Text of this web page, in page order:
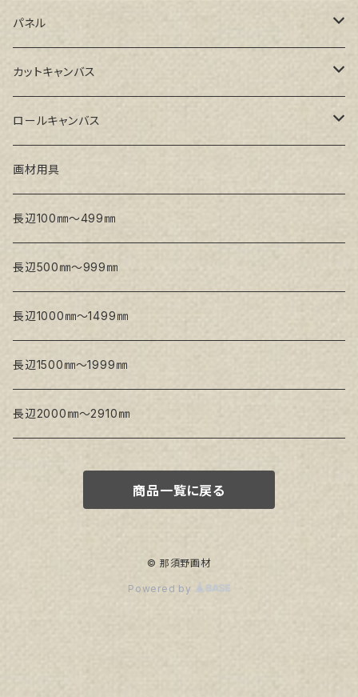
GAERA BA(中荒目)
GAERA GLC(中目)
トークロ イエロー(中目)
トークロ 赤SP(中目)
Snow White SPC(中目)
ルーブル米杉木枠
Paulo木枠
パネル
ラワンパネル
シナパネル
カットキャンバス
GAERA F(中細目)
GAERA BA(中荒目)
Snow White SPC(中目)
Snow White SLA(中目)
ロールキャンバス
GAERA F(中細目) / BA(中荒目)
Snow White SLA(中目)
Snow White SLH(中太目)
Snow White SPC(中目)
トークロ イエロー
生キャンバス
画材用具
長辺100㎜～499㎜
長辺500㎜～999㎜
長辺1000㎜～1499㎜
長辺1500㎜～1999㎜
長辺2000㎜～2910㎜
商品一覧に戻る
© 那須野画材
Powered by